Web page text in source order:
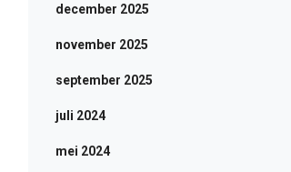
december 2025
november 2025
september 2025
juli 2024
mei 2024